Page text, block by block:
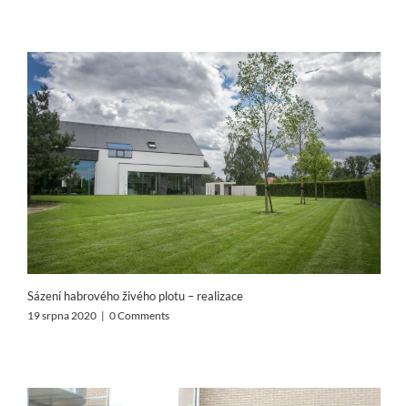
Sázení habrového živého plotu – realizace
19 srpna 2020 | 0 Comments